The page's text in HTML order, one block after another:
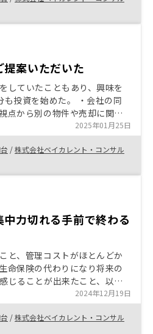
提案いただいた
していたこともあり、興味を
投資を始めた。 ・会社の同
点から別の物件や売却に関す
り自分の知識の幅が広がると
トさせていただいた。 ・ご提
ることで自身の資産増につな
者間の情報連
2025年01月25日
/株式会社ベイカレント・コンサル
力切れる手前で終わる
と、管理コストがほとんどか
命保険の代わりになり将来の
じることが出来たこと、以上
聞いてみてやめる選択も取れる
談だけでもする価値あると感
2024年12月19日
/株式会社ベイカレント・コンサル